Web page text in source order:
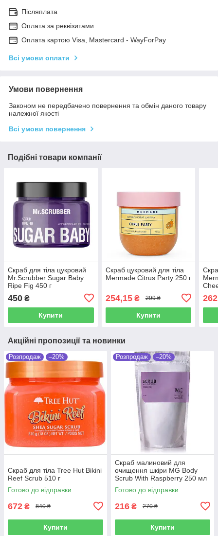
Післяплата
Оплата за реквізитами
Оплата картою Visa, Mastercard - WayForPay
Всі умови оплати
Умови повернення
Законом не передбачено повернення та обмін даного товару
належної якості
Всі умови повернення
Подібні товари компанії
Скраб для тіла цукровий
Mr.Scrubber Sugar Baby
Ripe Fig 450 г
450 ₴
Купити
Скраб цукровий для тіла
Mermade Citrus Party 250 г
254,15₴ 299 ₴
Купити
Акційні пропозиції та новинки
Розпродаж –20%
Скраб для тіла Tree Hut Bikini
Reef Scrub 510 г
Готово до відправки
672 ₴ 840 ₴
Купити
Розпродаж –20%
Скраб малиновий для
очищення шкіри MG Body
Scrub With Raspberry 250 мл
Готово до відправки
216 ₴ 270 ₴
Купити